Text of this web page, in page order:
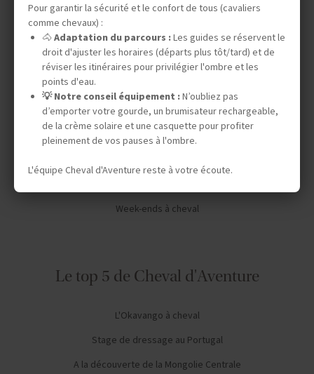
Safaris à cheval
Séjours en ranch en Amérique du Nord
Chevauchées dans le désert
Expéditions en autonomie
Week-ends à cheval
Le top 5 de Cheval d'Aventure
L'Okavango à cheval
Stage de dressage au Portugal
A la découverte de la Mongolie Centrale
Pour garantir la sécurité et le confort de tous (cavaliers
comme chevaux) :
🐴 Adaptation du parcours :Les guides se réservent le
droit d'ajuster les horaires (départs plus tôt/tard) et de
réviser les itinéraires pour privilégier l'ombre et les
points d'eau.
💡 Notre conseil équipement :N’oubliez pas
d’emporter votre gourde, un brumisateur rechargeable,
de la crème solaire et une casquette pour profiter
pleinement de vos pauses à l'ombre.
L'équipe Cheval d'Aventure reste à votre écoute.